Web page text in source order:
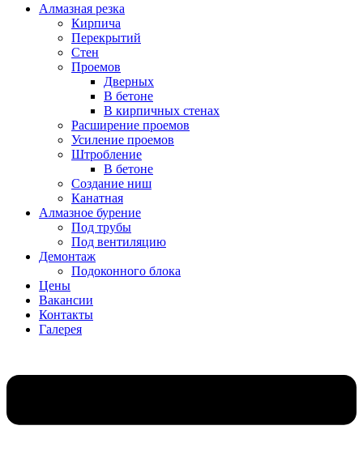
Алмазная резка
Кирпича
Перекрытий
Стен
Проемов
Дверных
В бетоне
В кирпичных стенах
Расширение проемов
Усиление проемов
Штробление
В бетоне
Создание ниш
Канатная
Алмазное бурение
Под трубы
Под вентиляцию
Демонтаж
Подоконного блока
Цены
Вакансии
Контакты
Галерея